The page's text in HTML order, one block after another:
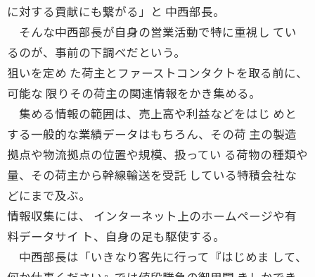
に対する貢献にも繋がる」と 中西部長。
そんな中西部長が自身の営業活動で特に重視し てい
るのが、事前の下調べだという。
狙いを定め た荷主とファーストコンタクトを取る前に、
可能な 限りその荷主の関連情報をかき集める。
集める情報の範囲は、売上高や利益などをはじ めと
する一般的な業績データはもちろん、その荷 主の製造
拠点や物流拠点の位置や規模、扱ってい る荷物の種類や
量、その荷主から幹線輸送を受託 している特積会社な
どにまで及ぶ。
情報収集には、 インターネット上のホームページや有
料データサイ ト、自身の足も駆使する。
中西部長は「いきなり客先に行って『はじめま して、